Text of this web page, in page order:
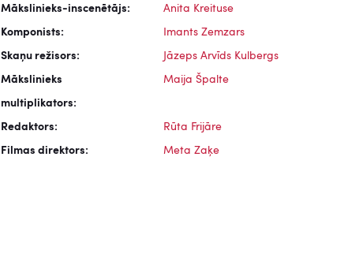
Mākslinieks-inscenētājs: Anita Kreituse
Komponists: Imants Zemzars
Skaņu režisors: Jāzeps Arvīds Kulbergs
Mākslinieks
multiplikators:
Maija Špalte
Redaktors: Rūta Frijāre
Filmas direktors: Meta Zaķe